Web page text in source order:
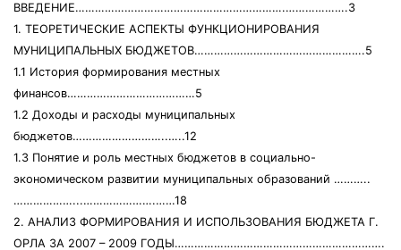
ВВЕДЕНИЕ……………………………………………………….……………….3
1. ТЕОРЕТИЧЕСКИЕ АСПЕКТЫ ФУНКЦИОНИРОВАНИЯ
МУНИЦИПАЛЬНЫХ БЮДЖЕТОВ…………………………………………….5
1.1 История формирования местных
финансов…………………………………5
1.2 Доходы и расходы муниципальных
бюджетов………………………..…..12
1.3 Понятие и роль местных бюджетов в социально-
экономическом развитии муниципальных образований ………..
………………...………………….……18
2. АНАЛИЗ ФОРМИРОВАНИЯ И ИСПОЛЬЗОВАНИЯ БЮДЖЕТА Г.
ОРЛА ЗА 2007 – 2009 ГОДЫ……………………………………………………….